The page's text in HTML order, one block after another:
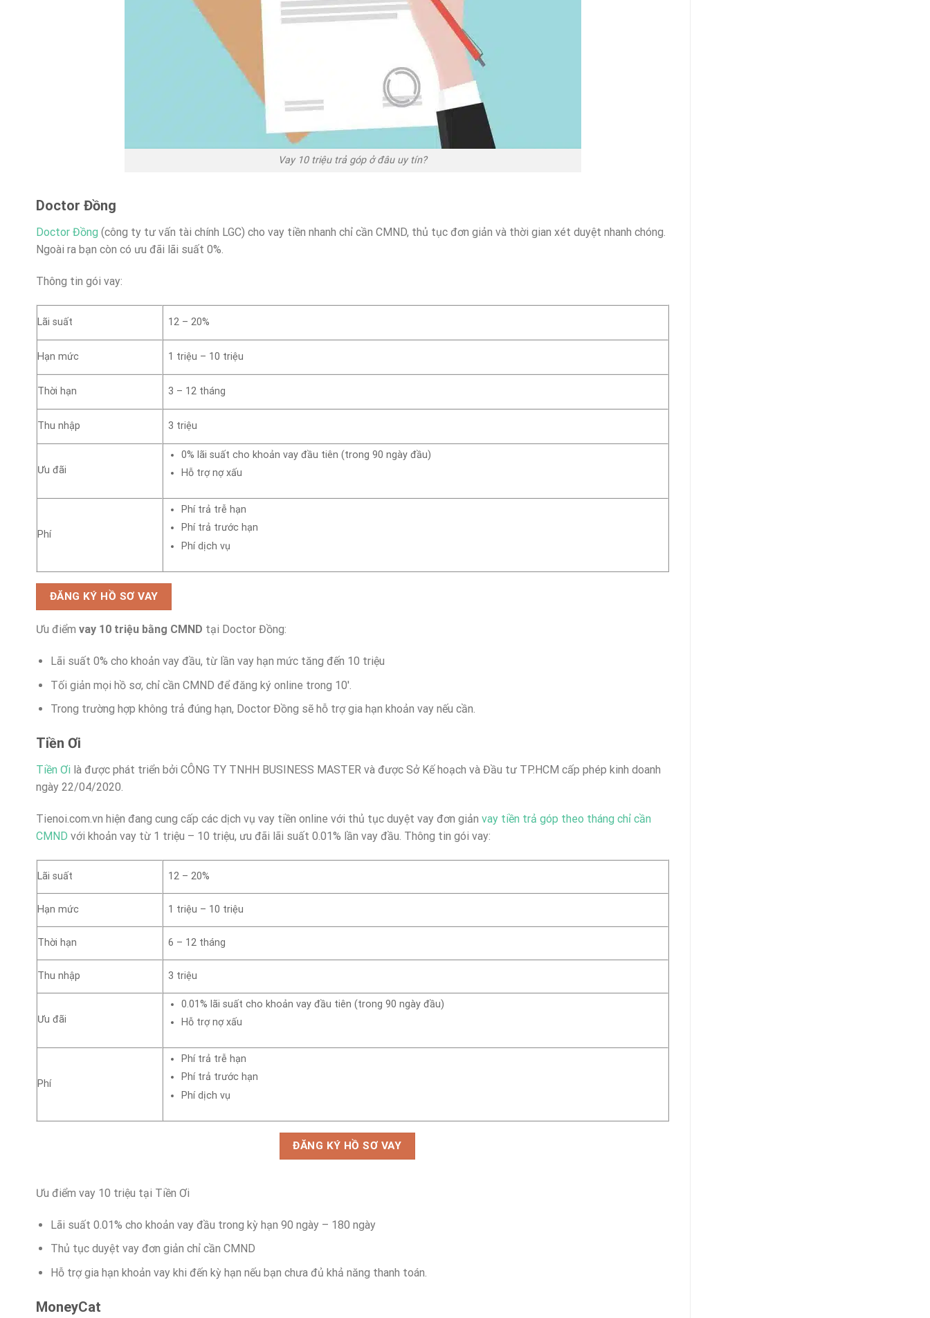
Vay 10 triệu trả góp ở đâu uy tín?
Doctor Đồng
Doctor Đồng (công ty tư vấn tài chính LGC) cho vay tiền nhanh chỉ cần CMND, thủ tục đơn giản và thời gian xét duyệt nhanh chóng.
Ngoài ra bạn còn có ưu đãi lãi suất 0%.
Thông tin gói vay:
Lãi suất 12 – 20%
Hạn mức 1 triệu – 10 triệu
Thời hạn 3 – 12 tháng
Thu nhập 3 triệu
Ưu đãi
0% lãi suất cho khoản vay đầu tiên (trong 90 ngày đầu)
Hỗ trợ nợ xấu
Phí
Phí trả trễ hạn
Phí trả trước hạn
Phí dịch vụ
ĐĂNG KÝ HỒ SƠ VAY
Ưu điểm vay 10 triệu bằng CMND tại Doctor Đồng:
Lãi suất 0% cho khoản vay đầu, từ lần vay hạn mức tăng đến 10 triệu
Tối giản mọi hồ sơ, chỉ cần CMND để đăng ký online trong 10′.
Trong trường hợp không trả đúng hạn, Doctor Đồng sẽ hỗ trợ gia hạn khoản vay nếu cần.
Tiền Ơi
Tiền Ơi là được phát triển bởi CÔNG TY TNHH BUSINESS MASTER và được Sở Kế hoạch và Đầu tư TP.HCM cấp phép kinh doanh
ngày 22/04/2020.
Tienoi.com.vn hiện đang cung cấp các dịch vụ vay tiền online với thủ tục duyệt vay đơn giản vay tiền trả góp theo tháng chỉ cần
CMND với khoản vay từ 1 triệu – 10 triệu, ưu đãi lãi suất 0.01% lần vay đầu. Thông tin gói vay:
Lãi suất 12 – 20%
Hạn mức 1 triệu – 10 triệu
Thời hạn 6 – 12 tháng
Thu nhập 3 triệu
Ưu đãi
0.01% lãi suất cho khoản vay đầu tiên (trong 90 ngày đầu)
Hỗ trợ nợ xấu
Phí
Phí trả trễ hạn
Phí trả trước hạn
Phí dịch vụ
ĐĂNG KÝ HỒ SƠ VAY
Ưu điểm vay 10 triệu tại Tiền Ơi
Lãi suất 0.01% cho khoản vay đầu trong kỳ hạn 90 ngày – 180 ngày
Thủ tục duyệt vay đơn giản chỉ cần CMND
Hỗ trợ gia hạn khoản vay khi đến kỳ hạn nếu bạn chưa đủ khả năng thanh toán.
MoneyCat